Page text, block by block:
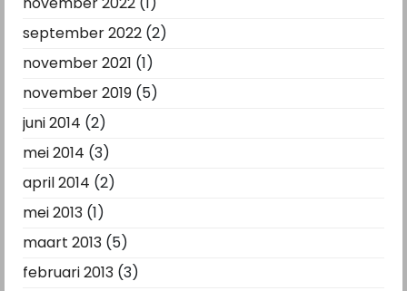
september 2022 (2)
november 2021 (1)
november 2019 (5)
juni 2014 (2)
mei 2014 (3)
april 2014 (2)
mei 2013 (1)
maart 2013 (5)
februari 2013 (3)